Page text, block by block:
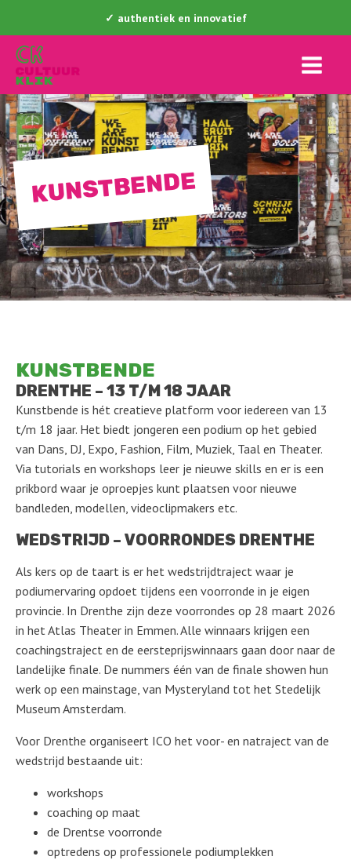
✓ authentiek en innovatief
KUNSTBENDE
KUNSTBENDE
DRENTHE – 13 T/M 18 JAAR
Kunstbende is hét creatieve platform voor iedereen van 13
t/m 18 jaar. Het biedt jongeren een podium op het gebied
van Dans, DJ, Expo, Fashion, Film, Muziek, Taal en Theater.
Via tutorials en workshops leer je nieuwe skills en er is een
prikbord waar je oproepjes kunt plaatsen voor nieuwe
bandleden, modellen, videoclipmakers etc.
WEDSTRIJD – VOORRONDES DRENTHE
Als kers op de taart is er het wedstrijdtraject waar je
podiumervaring opdoet tijdens een voorronde in je eigen
provincie. In Drenthe zijn deze voorrondes op 28 maart 2026
in het Atlas Theater in Emmen. Alle winnaars krijgen een
coachingstraject en de eersteprijswinnaars gaan door naar de
landelijke finale. De nummers één van de finale showen hun
werk op een mainstage, van Mysteryland tot het Stedelijk
Museum Amsterdam.
Voor Drenthe organiseert ICO het voor- en natraject van de
wedstrijd bestaande uit:
workshops
coaching op maat
de Drentse voorronde
optredens op professionele podiumplekken